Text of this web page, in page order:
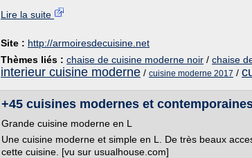
Lire la suite
Site : http://armoiresdecuisine.net
Thèmes liés : chaise de cuisine moderne noir / chaise
interieur cuisine moderne / cuisine moderne 2017 /
+45 cuisines modernes et
Grande cuisine moderne en L
Une cuisine moderne et simple en L. De très beaux
cette cuisine. [vu sur usualhouse.com]